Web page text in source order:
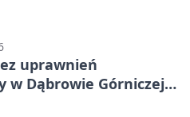
uprawnień
w Dąbrowie Górniczej.